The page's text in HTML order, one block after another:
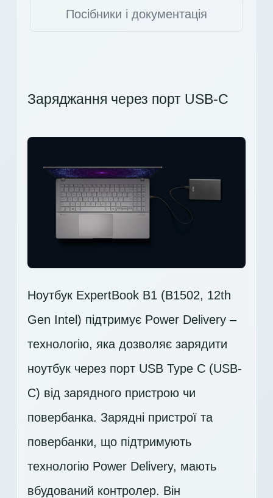
Посібники і документація
Заряджання через порт USB-C
Ноутбук ExpertBook B1 (B1502, 12th
Gen Intel) підтримує Power Delivery –
технологію, яка дозволяє зарядити
ноутбук через порт USB Type C (USB-
C) від зарядного пристрою чи
повербанка. Зарядні пристрої та
повербанки, що підтримують
технологію Power Delivery, мають
вбудований контролер. Він